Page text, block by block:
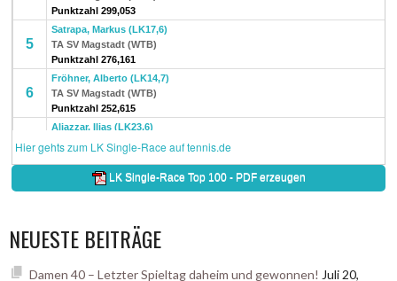
NEUESTE BEITRÄGE
Damen 40 – Letzter Spieltag daheim und gewonnen! Juli 20,